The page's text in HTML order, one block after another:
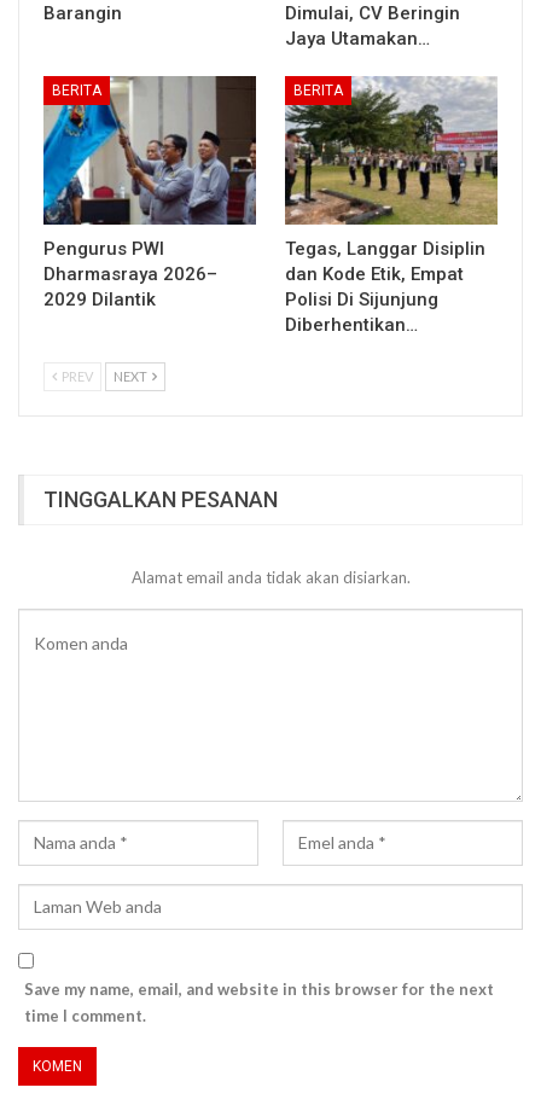
Barangin
Dimulai, CV Beringin
Jaya Utamakan…
BERITA
Pengurus PWI
Dharmasraya 2026–
2029 Dilantik
BERITA
Tegas, Langgar Disiplin
dan Kode Etik, Empat
Polisi Di Sijunjung
Diberhentikan…
PREV NEXT
TINGGALKAN PESANAN
Alamat email anda tidak akan disiarkan.
Save my name, email, and website in this browser for the next
time I comment.